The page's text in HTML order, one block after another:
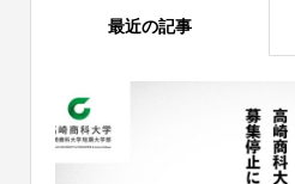
最近の記事